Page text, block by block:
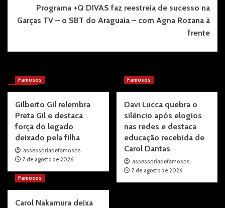
Programa +Q DIVAS faz reestreia de sucesso na
Garças TV – o SBT do Araguaia – com Agna Rozana à
frente
More Stories
Famosos
Gilberto Gil relembra
Preta Gil e destaca
força do legado
deixado pela filha
assessoriadefamosos
7 de agosto de 2026
Famosos
Davi Lucca quebra o
silêncio após elogios
nas redes e destaca
educação recebida de
Carol Dantas
assessoriadefamosos
7 de agosto de 2026
Famosos
Carol Nakamura deixa